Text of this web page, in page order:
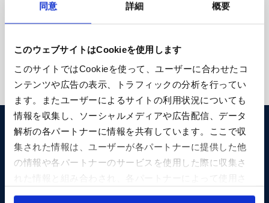
同意 詳細 概要
このウェブサイトはCookieを使用します
このサイトではCookieを使って、ユーザーに合わせたコ
ンテンツや広告の表示、トラフィックの分析を行ってい
ます。またユーザーによるサイトの利用状況についても
情報を収集し、ソーシャルメディアや広告配信、データ
解析の各パートナーに情報を共有しています。ここで収
集された情報は、ユーザーが各パートナーに提供した他
の情報や各パートナーのサービスを使用した際に収集さ
れることがあります。
Special Sponsor